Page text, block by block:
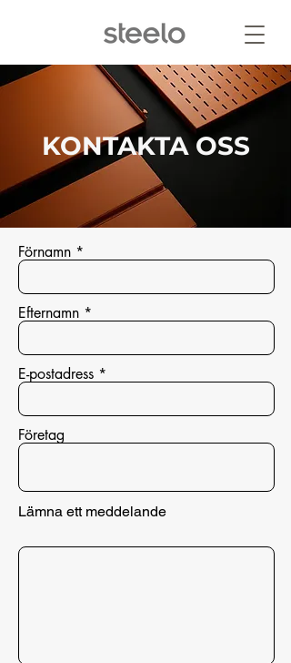
KONTAKTA OSS
Förnamn
Efternamn
E-postadress
Företag
Lämna ett meddelande